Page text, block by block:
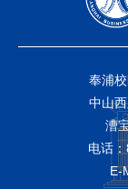
五年
题、
部人
重大
项，
奉浦
中山
漕
电话
E-